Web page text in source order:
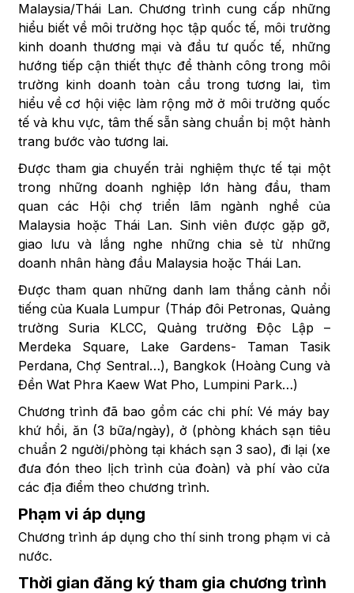
Malaysia/Thái Lan. Chương trình cung cấp những
hiểu biết về môi trường học tập quốc tế, môi trường
kinh doanh thương mại và đầu tư quốc tế, những
hướng tiếp cận thiết thực để thành công trong môi
trường kinh doanh toàn cầu trong tương lai, tìm
hiểu về cơ hội việc làm rộng mở ở môi trường quốc
tế và khu vực, tâm thế sẵn sàng chuẩn bị một hành
trang bước vào tương lai.
Được tham gia chuyến trải nghiệm thực tế tại một
trong những doanh nghiệp lớn hàng đầu, tham
quan các Hội chợ triển lãm ngành nghề của
Malaysia hoặc Thái Lan. Sinh viên được gặp gỡ,
giao lưu và lắng nghe những chia sẻ từ những
doanh nhân hàng đầu Malaysia hoặc Thái Lan.
Được tham quan những danh lam thắng cảnh nổi
tiếng của Kuala Lumpur (Tháp đôi Petronas, Quảng
trường Suria KLCC, Quảng trường Độc Lập –
Merdeka Square, Lake Gardens- Taman Tasik
Perdana, Chợ Sentral…), Bangkok (Hoàng Cung và
Đền Wat Phra Kaew Wat Pho, Lumpini Park…)
Chương trình đã bao gồm các chi phí: Vé máy bay
khứ hồi, ăn (3 bữa/ngày), ở (phòng khách sạn tiêu
chuẩn 2 người/phòng tại khách sạn 3 sao), đi lại (xe
đưa đón theo lịch trình của đoàn) và phí vào cửa
các địa điểm theo chương trình.
Phạm vi áp dụng
Chương trình áp dụng cho thí sinh trong phạm vi cả
nước.
Thời gian đăng ký tham gia chương trình